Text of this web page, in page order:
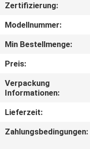
AUSFLUG
TRETEN
SIE
MIT
UNS
Zertifizierung:
Modellnummer:
Min Bestellmenge:
Preis:
Verpackung
Informationen:
Lieferzeit:
Zahlungsbedingungen: